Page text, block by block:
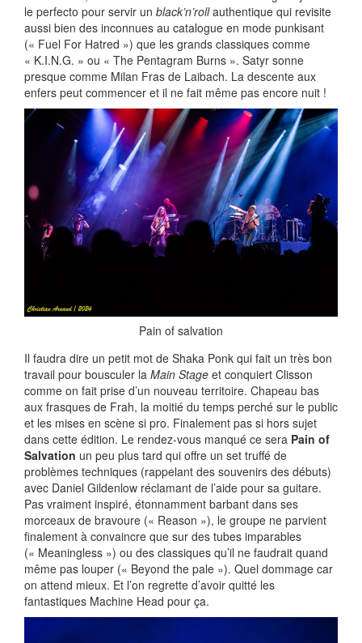
le perfecto pour servir un black’n’rollauthentique qui revisite
aussi bien des inconnues au catalogue en mode punkisant
(« Fuel For Hatred ») que les grands classiques comme
« K.I.N.G. » ou « The Pentagram Burns ». Satyr sonne
presque comme Milan Fras de Laibach. La descente aux
enfers peut commencer et il ne fait même pas encore nuit !
Pain of salvation
Il faudra dire un petit mot de Shaka Ponk qui fait un très bon
travail pour bousculer la Main Stage et conquiert Clisson
comme on fait prise d’un nouveau territoire. Chapeau bas
aux frasques de Frah, la moitié du temps perché sur le public
et les mises en scène si pro. Finalement pas si hors sujet
dans cette édition. Le rendez-vous manqué ce sera Pain of
Salvation un peu plus tard qui offre un set truffé de
problèmes techniques (rappelant des souvenirs des débuts)
avec Daniel Gildenlow réclamant de l’aide pour sa guitare.
Pas vraiment inspiré, étonnamment barbant dans ses
morceaux de bravoure (« Reason »), le groupe ne parvient
finalement à convaincre que sur des tubes imparables
(« Meaningless ») ou des classiques qu’il ne faudrait quand
même pas louper (« Beyond the pale »). Quel dommage car
on attend mieux. Et l’on regrette d’avoir quitté les
fantastiques Machine Head pour ça.